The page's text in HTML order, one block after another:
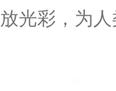
放光彩，为